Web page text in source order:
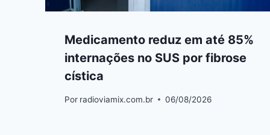
Medicamento reduz em até 85%
internações no SUS por fibrose
cística
Por radioviamix.com.br 06/08/2026